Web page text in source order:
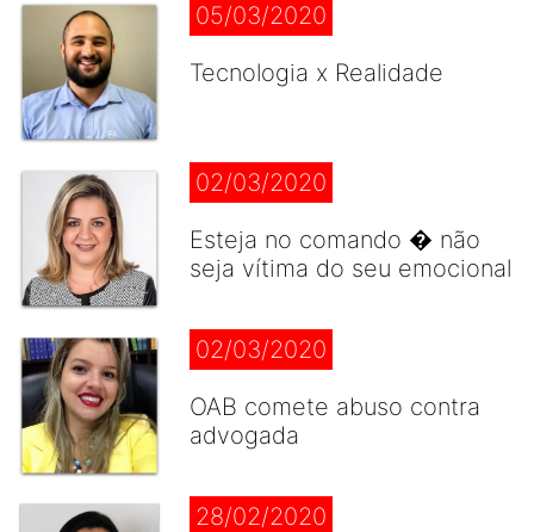
05/03/2020
Tecnologia x Realidade
02/03/2020
Esteja no comando � não
seja vítima do seu emocional
02/03/2020
OAB comete abuso contra
advogada
28/02/2020